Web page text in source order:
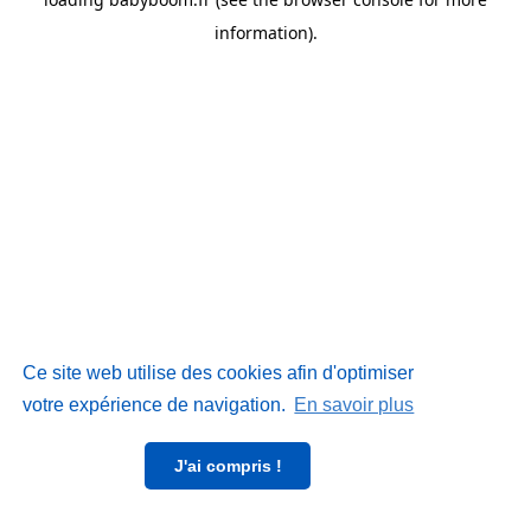
Ce site web utilise des cookies afin d'optimiser
votre expérience de navigation. En savoir plus
J'ai compris !
information).